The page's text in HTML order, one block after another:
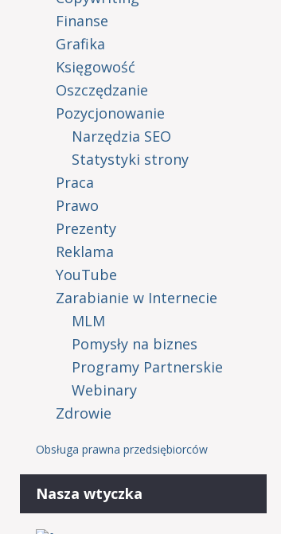
Finanse
Grafika
Księgowość
Oszczędzanie
Pozycjonowanie
Narzędzia SEO
Statystyki strony
Praca
Prawo
Prezenty
Reklama
YouTube
Zarabianie w Internecie
MLM
Pomysły na biznes
Programy Partnerskie
Webinary
Zdrowie
Obsługa prawna przedsiębiorców
Nasza wtyczka